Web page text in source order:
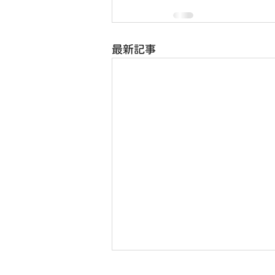
最新記事